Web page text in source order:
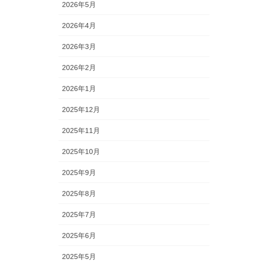
2026年5月
2026年4月
2026年3月
2026年2月
2026年1月
2025年12月
2025年11月
2025年10月
2025年9月
2025年8月
2025年7月
2025年6月
2025年5月